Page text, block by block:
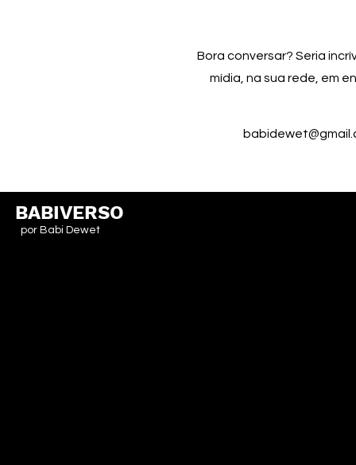
Bora conversar? Seria
mídia, na sua rede, em
BABIVERSO
por Babi Dewet